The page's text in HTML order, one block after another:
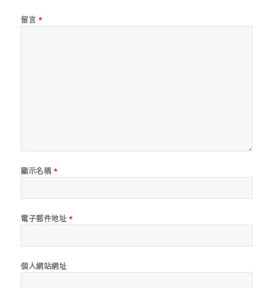
留言 *
顯示名稱 *
電子郵件地址 *
個人網站網址